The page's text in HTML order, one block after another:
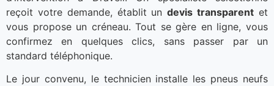
reçoit votre demande, établit undevis transparent et
vous propose un créneau. Tout se gère en ligne, vous
confirmez en quelques clics, sans passer par un
standard téléphonique.
Le jour convenu, le technicien installe les pneus neufs